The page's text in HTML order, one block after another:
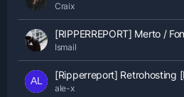
Craix
[RIPPERREPORT] Merto /
Ismail
[Ripperreport] Retrohosting
ale-x